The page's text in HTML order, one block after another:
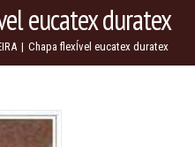
eucatex duratex
| Chapa flexÍvel eucatex duratex